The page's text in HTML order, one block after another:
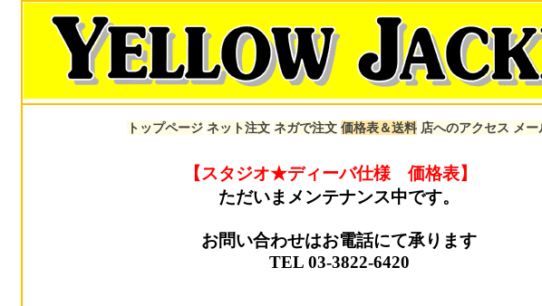
トップページ ネット注文 ネガで注文 価格表＆送料 店へのアクセス メー
【スタジオ★ディーバ仕様 価格表】
ただいまメンテナンス中です。
お問い合わせはお電話にて承ります
TEL 03-3822-6420